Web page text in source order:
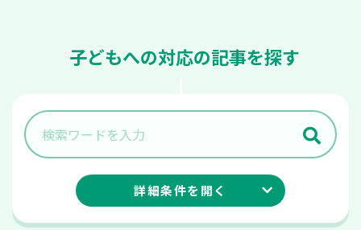
子どもへの対応の記事を探す
詳細条件を開く